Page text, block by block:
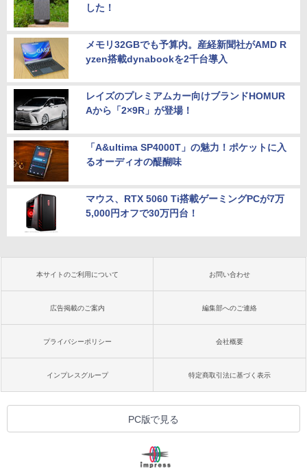
した！
メモリ32GBでも予算内。産経新聞社がAMD R
yzen搭載dynabookを2千台導入
レイズのプレミアムカー向けブランドHOMUR
Aから「2×9R」が登場！
「A&ultima SP4000T」の魅力！ポケットに入
るオーディオの醍醐味
マウス、RTX 5060 Ti搭載ゲーミングPCが7万
5,000円オフで30万円台！
本サイトのご利用について お問い合わせ
広告掲載のご案内 編集部へのご連絡
プライバシーポリシー 会社概要
インプレスグループ 特定商取引法に基づく表示
PC版で見る